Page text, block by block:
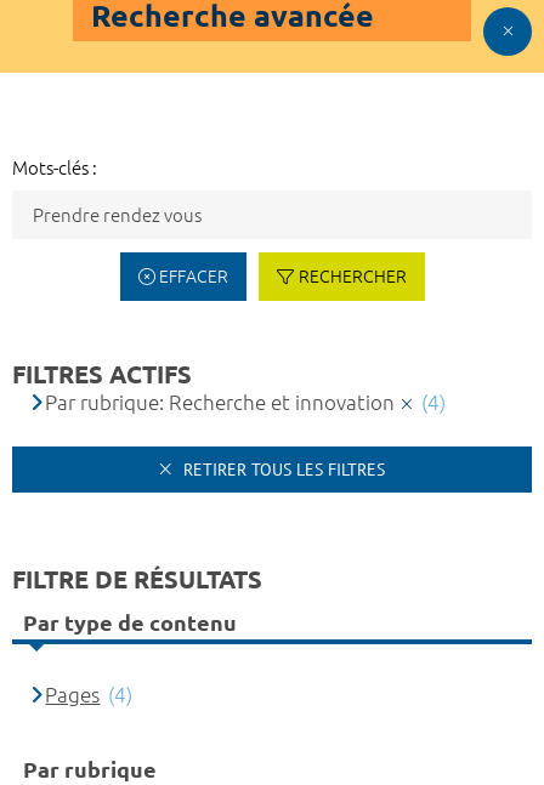
Recherche avancée
Mots-clés :
EFFACER RECHERCHER
FILTRES ACTIFS
Par rubrique: Recherche et innovation (4)
RETIRER TOUS LES FILTRES
FILTRE DE RÉSULTATS
Par type de contenu
Pages (4)
Par rubrique